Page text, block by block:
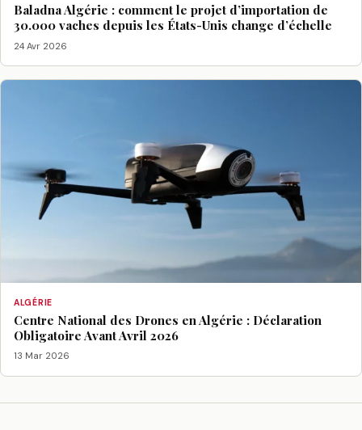
Baladna Algérie : comment le projet d’importation de
30.000 vaches depuis les États-Unis change d’échelle
24 Avr 2026
ALGÉRIE
Centre National des Drones en Algérie : Déclaration
Obligatoire Avant Avril 2026
13 Mar 2026